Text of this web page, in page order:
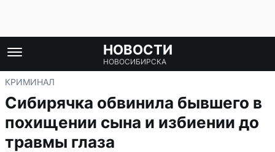
НОВОСТИ
НОВОСИБИРСКА
КРИМИНАЛ
Сибирячка обвинила бывшего в
похищении сына и избиении до
травмы глаза